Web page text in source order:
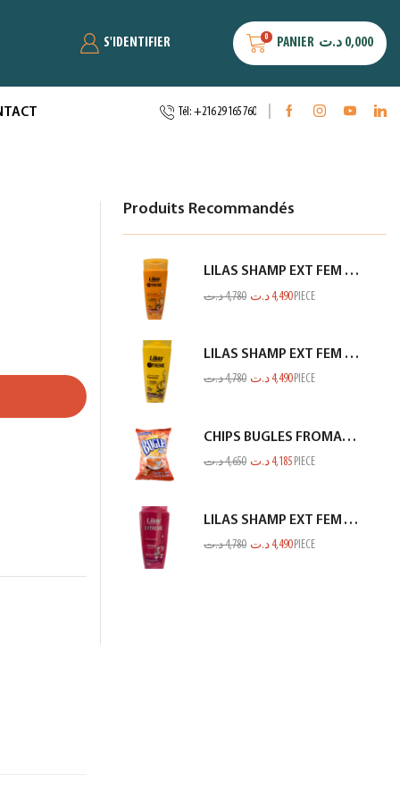
S'IDENTIFIER 0 PANIER 0,000 د.ت
Tél: +216 29 165 760
Produits Recommandés
LILAS SHAMP EXT FEM END ET CASS ORANGE 350ML
4,780د.ت 4,490 د.ت PIECE
LILAS SHAMP EXT FEM SEC ET ABIME JAUNE 350ML
4,780د.ت 4,490 د.ت PIECE
CHIPS BUGLES FROMAGE 75GR
4,650د.ت 4,185 د.ت PIECE
LILAS SHAMP EXT FEM TOUS TYPES CHEV ROSE 350ML
4,780د.ت 4,490 د.ت PIECE